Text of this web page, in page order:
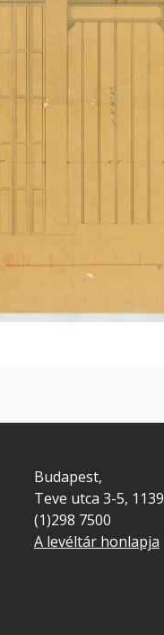
Budapest,
Teve utca 3-5, 1139
(1)298 7500
A levéltár honlapja